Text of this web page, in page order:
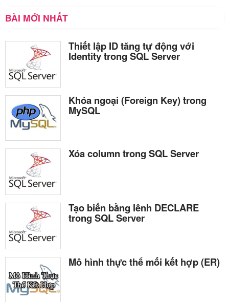
BÀI MỚI NHẤT
Thiết lập ID tăng tự động với
Identity trong SQL Server
Khóa ngoại (Foreign Key) trong
MySQL
Xóa column trong SQL Server
Tạo biến bằng lênh DECLARE
trong SQL Server
Mô hình thực thể mối kết hợp (ER)